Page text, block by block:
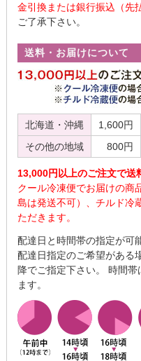
金引換または銀行振込（先
ご了承下さい。
送料・お届けについて
北海道・沖縄 1,600円
その他の地域
800円
13,000円以上のご注文で送
クール冷凍便でお届けの商
島は発送不可）、チルド冷
ただきます。
配達日と時間帯の指定が可
配達日指定のご希望がある
降でご指定下さい。 時間
ます。